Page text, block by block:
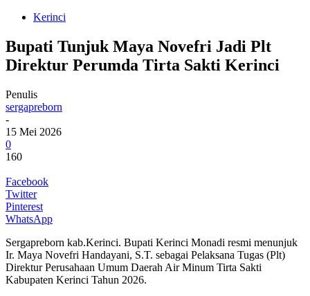
Kerinci
Bupati Tunjuk Maya Novefri Jadi Plt
Direktur Perumda Tirta Sakti Kerinci
Penulis
sergapreborn
-
15 Mei 2026
0
160
Facebook
Twitter
Pinterest
WhatsApp
Sergapreborn kab.Kerinci. Bupati Kerinci Monadi resmi menunjuk
Ir. Maya Novefri Handayani, S.T. sebagai Pelaksana Tugas (Plt)
Direktur Perusahaan Umum Daerah Air Minum Tirta Sakti
Kabupaten Kerinci Tahun 2026.